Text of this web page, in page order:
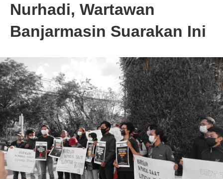
Nurhadi, Wartawan
Banjarmasin Suarakan Ini